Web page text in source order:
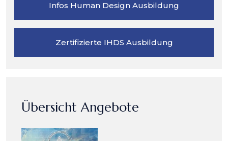
Infos Human Design Ausbildung
Zertifizierte IHDS Ausbildung
Übersicht Angebote